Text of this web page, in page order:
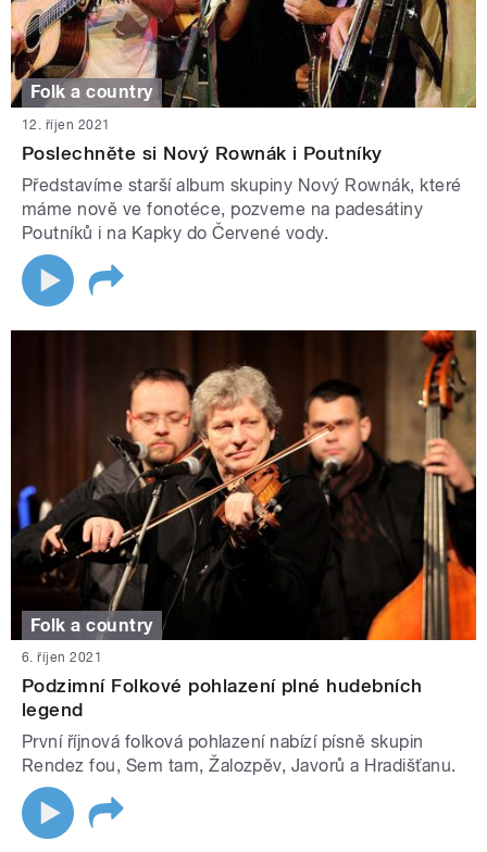
Folk a country
12. říjen 2021
Poslechněte si Nový Rownák i Poutníky
Představíme starší album skupiny Nový Rownák, které
máme nově ve fonotéce, pozveme na padesátiny
Poutníků i na Kapky do Červené vody.
Folk a country
6. říjen 2021
Podzimní Folkové pohlazení plné hudebních
legend
První říjnová folková pohlazení nabízí písně skupin
Rendez fou, Sem tam, Žalozpěv, Javorů a Hradišťanu.